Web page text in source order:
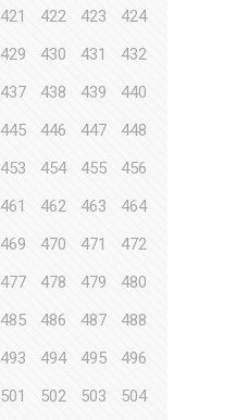
421 422 423
424
429 430 431
432
437 438 439
440
445 446 447
448
453 454 455
456
461 462 463
464
469 470 471
472
477 478 479
480
485 486 487
488
493 494 495
496
501 502 503
504